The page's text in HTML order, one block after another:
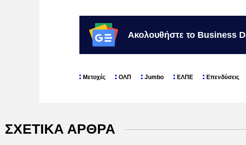
Ακολουθήστε το Business
Μετοχές ΟΛΠ Jumbo ΕΛΠΕ Επενδύσεις
ΣΧΕΤΙΚΑ ΑΡΘΡΑ